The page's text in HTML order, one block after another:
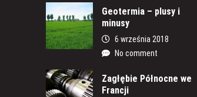
Geotermia – plusy i
minusy
6 września 2018
No comment
Zagłębie Północne we
Francji